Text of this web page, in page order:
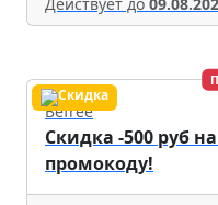
Befree
Скидка -500 руб
промокоду!